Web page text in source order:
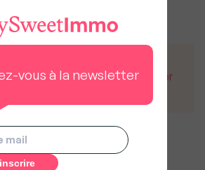
et aidez-nous à rester
vous à la newsletter